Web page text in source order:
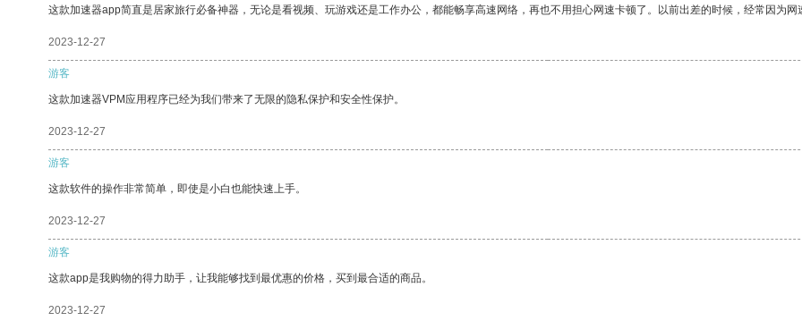
这款加速器app简直是居家旅行必备神器，无论是看视频、玩游戏还是工作办公，都能畅享高速网络，再也不用担心网速卡顿了。以前出差的时候，经常因为
2023-12-27
游客
这款加速器VPM应用程序已经为我们带来了无限的隐私保护和安全性保护。
2023-12-27
游客
这款软件的操作非常简单，即使是小白也能快速上手。
2023-12-27
游客
这款app是我购物的得力助手，让我能够找到最优惠的价格，买到最合适的商品。
2023-12-27